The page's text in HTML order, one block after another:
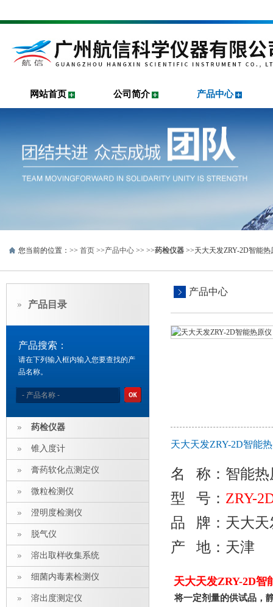
网站首页 公司简介 产品中心
您当前的位置：>> 首页 >>产品中心 >> >>药检仪器 >>天大天发ZRY-2D智能
产品目录
产品搜索：
请在下列输入框内输入您要查找的产
品名称。
药检仪器
锥入度计
膏药软化点测定仪
微粒检测仪
澄明度检测仪
脱气仪
溶出取样收集系统
细菌内毒素检测仪
溶出度测定仪
产品中心
天大天发ZRY-2D智能
名 称：智能热
型 号： ZRY-
品 牌：天大天
产 地：天津
天大天发ZRY-2D智
将一定剂量的供试品，